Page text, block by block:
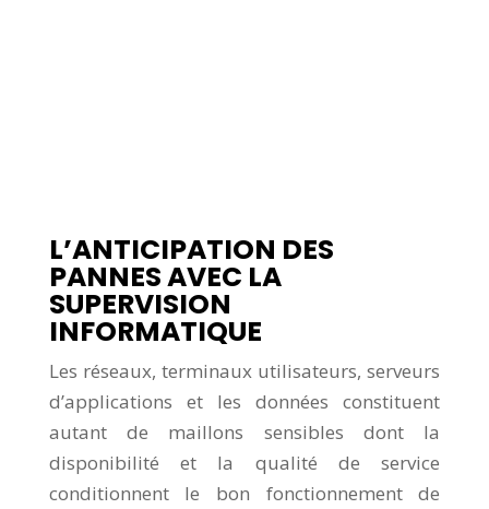
L’ANTICIPATION DES
PANNES AVEC LA
SUPERVISION
INFORMATIQUE
Les réseaux, terminaux utilisateurs, serveurs
d’applications et les données constituent
autant de maillons sensibles dont la
disponibilité et la qualité de service
conditionnent le bon fonctionnement de